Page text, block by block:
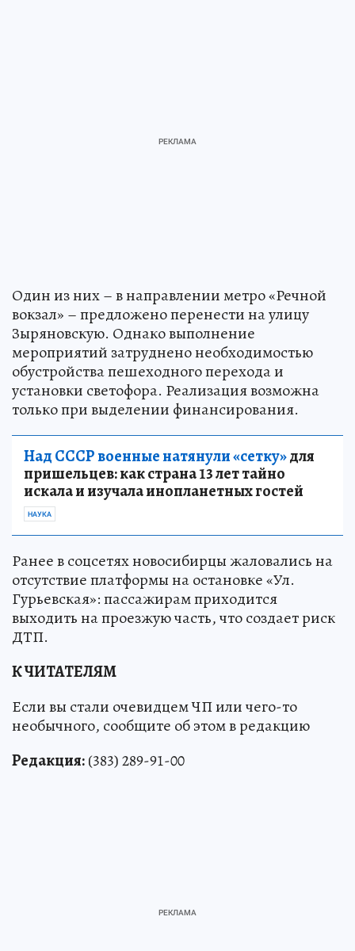
Один из них – в направлении метро «Речной
вокзал» – предложено перенести на улицу
Зыряновскую. Однако выполнение
мероприятий затруднено необходимостью
обустройства пешеходного перехода и
установки светофора. Реализация возможна
только при выделении финансирования.
Над СССР военные натянули «сетку»для
пришельцев: как страна 13 лет тайно
искала и изучала инопланетных гостей
НАУКА
Ранее в соцсетях новосибирцы жаловались на
отсутствие платформы на остановке «Ул.
Гурьевская»: пассажирам приходится
выходить на проезжую часть, что создает риск
ДТП.
К ЧИТАТЕЛЯМ
Если вы стали очевидцем ЧП или чего-то
необычного, сообщите об этом в редакцию
Редакция:(383) 289-91-00